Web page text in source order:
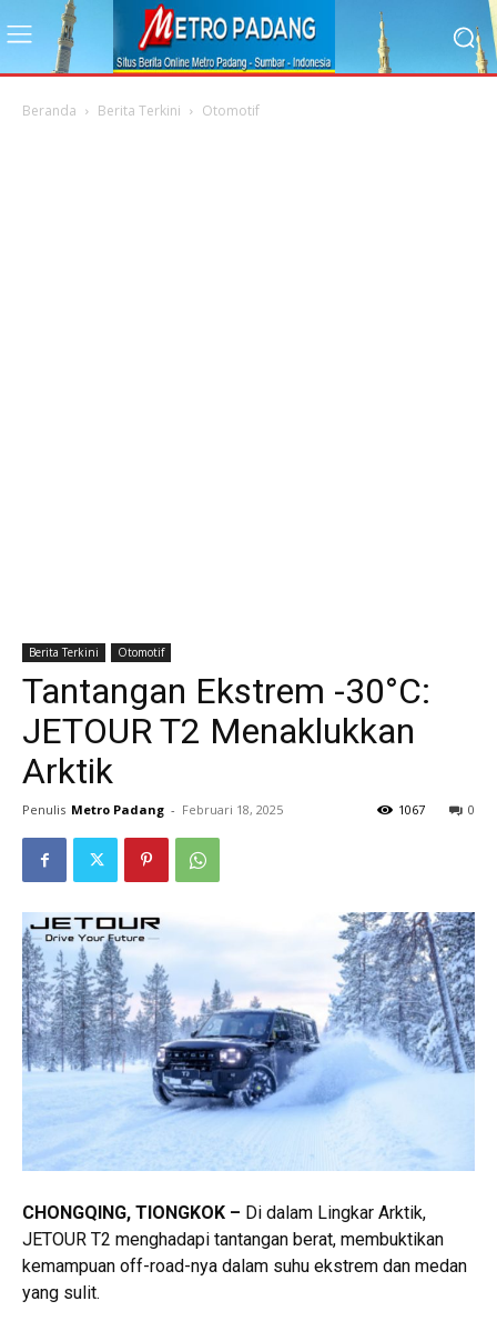
Beranda Berita Terkini Otomotif
Berita Terkini Otomotif
Tantangan Ekstrem -30°C:
JETOUR T2 Menaklukkan
Arktik
Penulis Metro Padang - Februari 18, 2025 0
1067
CHONGQING, TIONGKOK – Di dalam Lingkar Arktik,
JETOUR T2 menghadapi tantangan berat, membuktikan
kemampuan off-road-nya dalam suhu ekstrem dan medan
yang sulit.